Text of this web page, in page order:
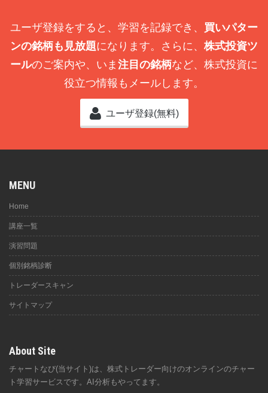
ユーザ登録をすると、学習を記録でき、 買いパター
ンの銘柄も見放題になります。さらに、 株式投資ツ
ールのご案内や、いま 注目の銘柄など、株式投資に
役立つ情報もメールします。
ユーザ登録(無料)
MENU
Home
講座一覧
演習問題
個別銘柄診断
トレーダースキャン
サイトマップ
About Site
チャートなび(当サイト)は、株式トレーダー向けのオンラインのチャー
ト学習サービスです。AI分析もやってます。